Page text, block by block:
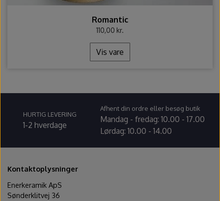
Romantic
110,00 kr.
Vis vare
HURTIG LEVERING
1-2 hverdage
Afhent din ordre eller besøg butik
Mandag - fredag: 10.00 - 17.00
Lørdag: 10.00 - 14.00
Kontaktoplysninger
Enerkeramik ApS
Sønderklitvej 36